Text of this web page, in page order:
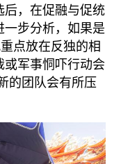
后，在促融与促统
一步分析，如果是
点放在反独的相
或军事恫吓行动会
的团队会有所压